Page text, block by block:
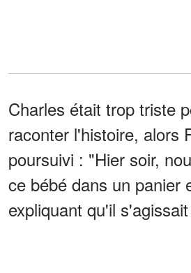
Charles était trop triste
raconter l'histoire, alors
poursuivi : "Hier soir,
ce bébé dans un panier
expliquant qu'il